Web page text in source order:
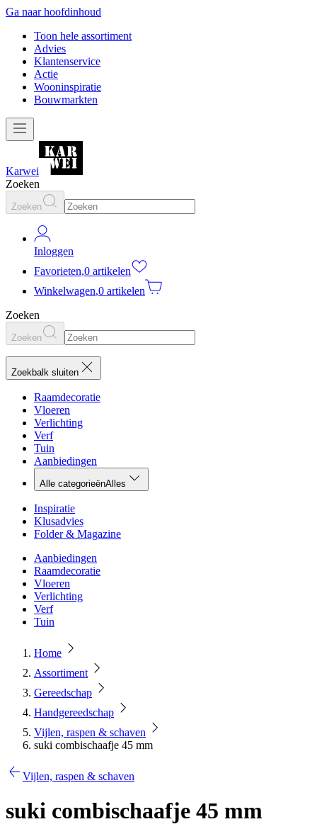
Ga naar hoofdinhoud
Toon hele assortiment
Advies
Klantenservice
Actie
Wooninspiratie
Bouwmarkten
Karwei
Zoeken
Zoeken
Inloggen
Favorieten,0 artikelen
Winkelwagen,0 artikelen
Zoeken
Zoeken
Zoekbalk sluiten
Raamdecoratie
Vloeren
Verlichting
Verf
Tuin
Aanbiedingen
Alle categorieënAlles
Inspiratie
Klusadvies
Folder & Magazine
Aanbiedingen
Raamdecoratie
Vloeren
Verlichting
Verf
Tuin
Home
Assortiment
Gereedschap
Handgereedschap
Vijlen, raspen & schaven
suki combischaafje 45 mm
Vijlen, raspen & schaven
suki combischaafje 45 mm